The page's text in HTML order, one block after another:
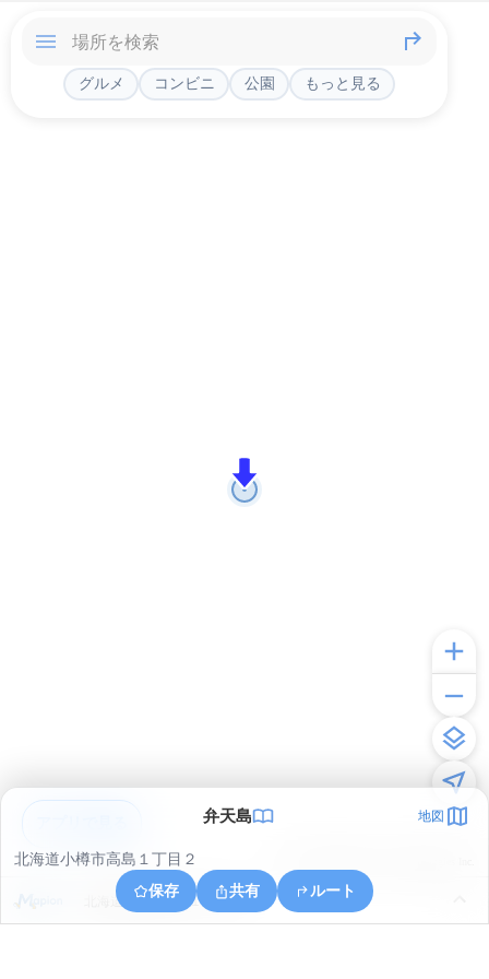
グルメ コンビニ 公園 もっと見る
弁天島 地図
北海道小樽市高島１丁目２
保存
共有 ルート
北海道小樽市手宮１丁目６